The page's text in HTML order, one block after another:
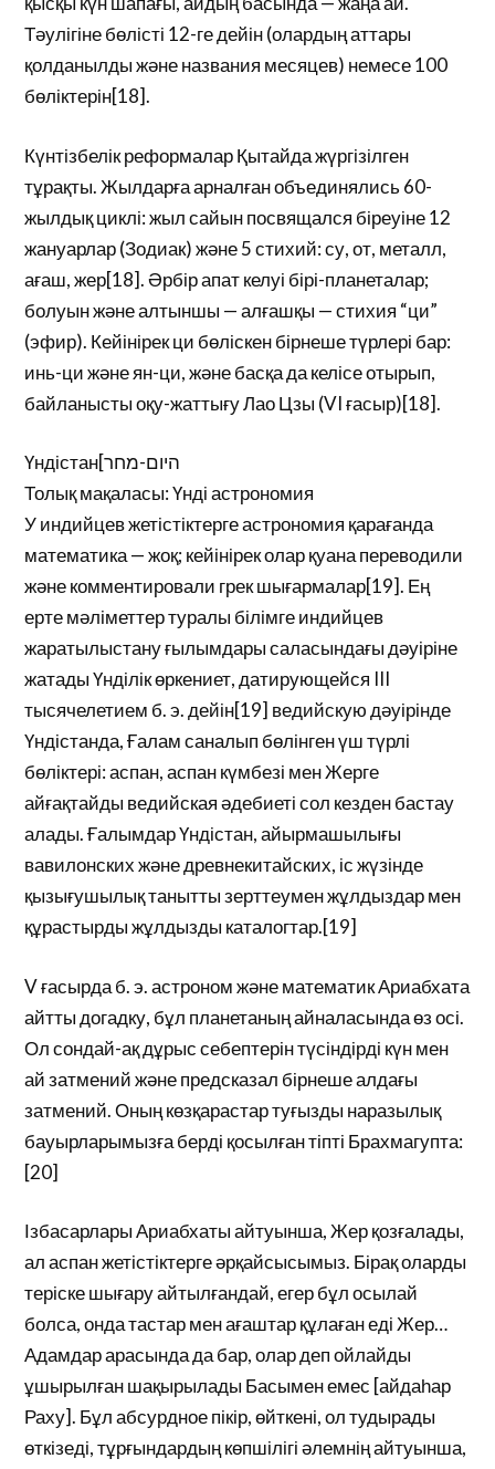
Тәулігіне бөлісті 12-ге дейін (олардың аттары
қолданылды және названия месяцев) немесе 100
бөліктерін[18].
Күнтізбелік реформалар Қытайда жүргізілген
тұрақты. Жылдарға арналған объединялись 60-
жылдық циклі: жыл сайын посвящался біреуіне 12
жануарлар (Зодиак) және 5 стихий: су, от, металл,
ағаш, жер[18]. Әрбір апат келуі бірі-планеталар;
болуын және алтыншы — алғашқы — стихия “ци”
(эфир). Кейінірек ци бөліскен бірнеше түрлері бар:
инь-ци және ян-ци, және басқа да келісе отырып,
байланысты оқу-жаттығу Лао Цзы (VI ғасыр)[18].
Үндістан[היום-מחר
Толық мақаласы: Үнді астрономия
У индийцев жетістіктерге астрономия қарағанда
математика — жоқ; кейінірек олар қуана переводили
және комментировали грек шығармалар[19]. Ең
ерте мәліметтер туралы білімге индийцев
жаратылыстану ғылымдары саласындағы дәуіріне
жатады Үнділік өркениет, датирующейся III
тысячелетием б. э. дейін[19] ведийскую дәуірінде
Үндістанда, Ғалам саналып бөлінген үш түрлі
бөліктері: аспан, аспан күмбезі мен Жерге
айғақтайды ведийская әдебиеті сол кезден бастау
алады. Ғалымдар Үндістан, айырмашылығы
вавилонских және древнекитайских, іс жүзінде
қызығушылық танытты зерттеумен жұлдыздар мен
құрастырды жұлдызды каталогтар.[19]
V ғасырда б. э. астроном және математик Ариабхата
айтты догадку, бұл планетаның айналасында өз осі.
Ол сондай-ақ дұрыс себептерін түсіндірді күн мен
ай затмений және предсказал бірнеше алдағы
затмений. Оның көзқарастар туғызды наразылық
бауырларымызға берді қосылған тіпті Брахмагупта:
[20]
Ізбасарлары Ариабхаты айтуынша, Жер қозғалады,
ал аспан жетістіктерге әрқайсысымыз. Бірақ оларды
теріске шығару айтылғандай, егер бұл осылай
болса, онда тастар мен ағаштар құлаған еді Жер…
Адамдар арасында да бар, олар деп ойлайды
ұшырылған шақырылады Басымен емес [айдаһар
Раху]. Бұл абсурдное пікір, өйткені, ол тудырады
өткізеді, тұрғындардың көпшілігі әлемнің айтуынша,